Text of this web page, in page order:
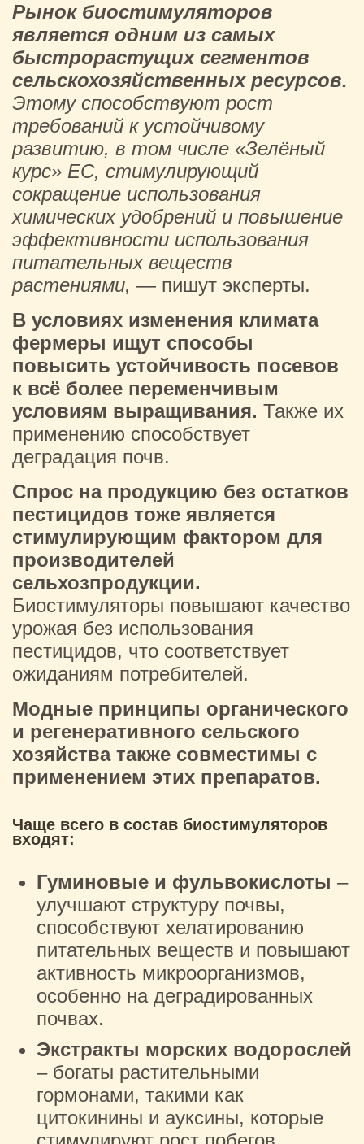
Рынок биостимуляторов
является одним из самых
быстрорастущих сегментов
сельскохозяйственных ресурсов.
Этому способствуют рост
требований к устойчивому
развитию, в том числе «Зелёный
курс» ЕС, стимулирующий
сокращение использования
химических удобрений и повышение
эффективности использования
питательных веществ
растениями, — пишут эксперты.
В условиях изменения климата
фермеры ищут способы
повысить устойчивость посевов
к всё более переменчивым
условиям выращивания. Также их
применению способствует
деградация почв.
Спрос на продукцию без остатков
пестицидов тоже является
стимулирующим фактором для
производителей
сельхозпродукции.
Биостимуляторы повышают качество
урожая без использования
пестицидов, что соответствует
ожиданиям потребителей.
Модные принципы органического
и регенеративного сельского
хозяйства также совместимы с
применением этих препаратов.
Чаще всего в состав биостимуляторов
входят:
Гуминовые и фульвокислоты –
улучшают структуру почвы,
способствуют хелатированию
питательных веществ и повышают
активность микроорганизмов,
особенно на деградированных
почвах.
Экстракты морских водорослей
– богаты растительными
гормонами, такими как
цитокинины и ауксины, которые